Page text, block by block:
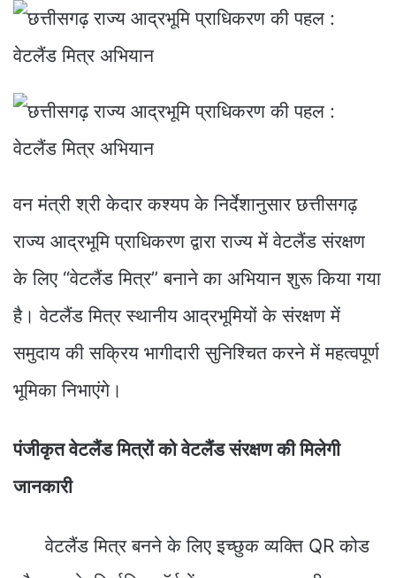
वन मंत्री श्री केदार कश्यप के निर्देशानुसार छत्तीसगढ़
राज्य आद्रभूमि प्राधिकरण द्वारा राज्य में वेटलैंड संरक्षण
के लिए “वेटलैंड मित्र” बनाने का अभियान शुरू किया गया
है। वेटलैंड मित्र स्थानीय आद्रभूमियों के संरक्षण में
समुदाय की सक्रिय भागीदारी सुनिश्चित करने में महत्वपूर्ण
भूमिका निभाएंगे।
पंजीकृत वेटलैंड मित्रों को वेटलैंड संरक्षण की मिलेगी
जानकारी
वेटलैंड मित्र बनने के लिए इच्छुक व्यक्ति QR कोड